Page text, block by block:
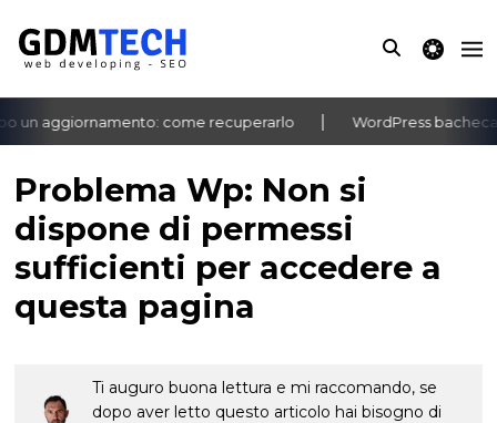
theme
un aggiornamento: come recuperarlo WordPress bacheca
‹ ›
Problema Wp: Non si
dispone di permessi
sufficienti per accedere a
questa pagina
Ti auguro buona lettura e mi raccomando, se
dopo aver letto questo articolo hai bisogno di